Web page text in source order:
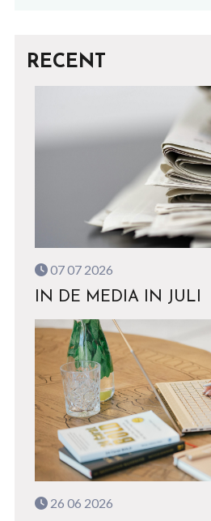
RECENT
07 07 2026
IN DE MEDIA IN JULI
26 06 2026